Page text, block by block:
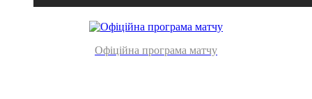
Офіційна програма матчу